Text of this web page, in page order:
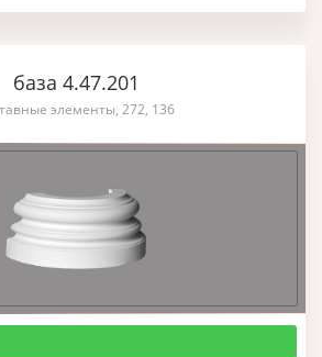
база 4.47.201
элементы, 272, 136